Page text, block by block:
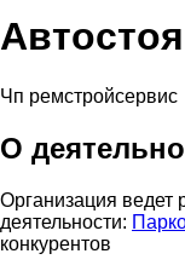
Чп ремстройсервис
О
Организация
деятельности:
конкурентов